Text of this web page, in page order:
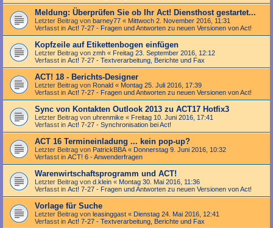
Meldung: Überprüfen Sie ob Ihr Act! Diensthost gestartet...
Letzter Beitrag von barney77 « Mittwoch 2. November 2016, 11:31
Verfasst in Act! 7-27 - Fragen und Antworten zu neuen Versionen von Act!
Kopfzeile auf Etikettenbogen einfügen
Letzter Beitrag von zmh « Freitag 23. September 2016, 12:12
Verfasst in Act! 7-27 - Text­­ver­arbei­tung, Berichte und Fax
ACT! 18 - Berichts-Designer
Letzter Beitrag von Ronald « Montag 25. Juli 2016, 17:39
Verfasst in Act! 7-27 - Fragen und Antworten zu neuen Versionen von Act!
Sync von Kontakten Outlook 2013 zu ACT17 Hotfix3
Letzter Beitrag von uhrenmike « Freitag 10. Juni 2016, 17:41
Verfasst in Act! 7-27 - Synchronisation bei Act!
ACT 16 Termineinladung ... kein pop-up?
Letzter Beitrag von PatrickBBA « Donnerstag 9. Juni 2016, 10:32
Verfasst in ACT! 6 - Anwender­fragen
Warenwirtschaftsprogramm und ACT!
Letzter Beitrag von d.klein « Montag 30. Mai 2016, 11:36
Verfasst in Act! 7-27 - Fragen und Antworten zu neuen Versionen von Act!
Vorlage für Suche
Letzter Beitrag von leasinggast « Dienstag 24. Mai 2016, 12:41
Verfasst in Act! 7-27 - Text­­ver­arbei­tung, Berichte und Fax